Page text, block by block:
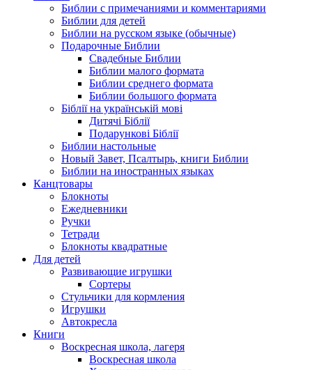
Библии с примечаниями и комментариями
Библии для детей
Библии на русском языке (обычные)
Подарочные Библии
Свадебные Библии
Библии малого формата
Библии среднего формата
Библии большого формата
Біблії на українській мові
Дитячі Біблії
Подарункові Біблії
Библии настольные
Новый Завет, Псалтырь, книги Библии
Библии на иностранных языках
Канцтовары
Блокноты
Ежедневники
Ручки
Тетради
Блокноты квадратные
Для детей
Развивающие игрушки
Сортеры
Стульчики для кормления
Игрушки
Автокресла
Книги
Воскресная школа, лагеря
Воскресная школа